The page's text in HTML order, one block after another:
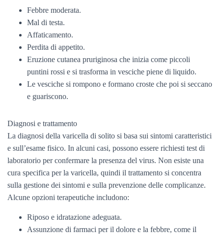
Febbre moderata.
Mal di testa.
Affaticamento.
Perdita di appetito.
Eruzione cutanea pruriginosa che inizia come piccoli
puntini rossi e si trasforma in vesciche piene di liquido.
Le vesciche si rompono e formano croste che poi si seccano
e guariscono.
Diagnosi e trattamento
La diagnosi della varicella di solito si basa sui sintomi caratteristici
e sull’esame fisico. In alcuni casi, possono essere richiesti test di
laboratorio per confermare la presenza del virus. Non esiste una
cura specifica per la varicella, quindi il trattamento si concentra
sulla gestione dei sintomi e sulla prevenzione delle complicanze.
Alcune opzioni terapeutiche includono:
Riposo e idratazione adeguata.
Assunzione di farmaci per il dolore e la febbre, come il